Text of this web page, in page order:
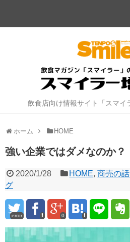
飲食店向け情報サイト「スマイ
ホーム HOME
強い企業ではダメなのか？
2020/1/28 HOME,商売の
グ
error 0